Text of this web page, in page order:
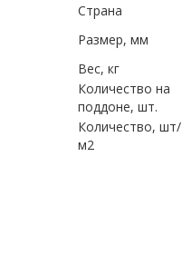
Страна
Размер, мм
Вес, кг
Количество на
поддоне, шт.
Количество, шт/
м2